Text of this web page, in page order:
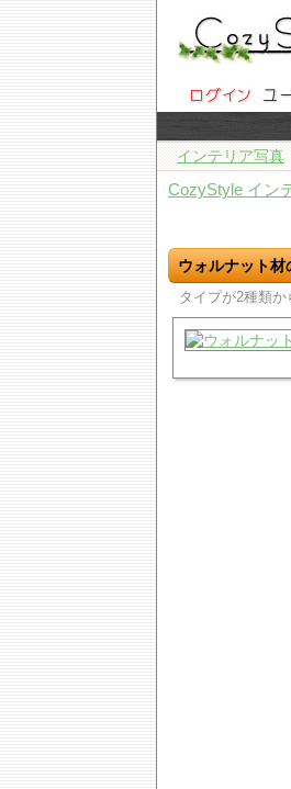
インテリア写真
CozyStyle イン
ウォルナット材
タイプが2種類